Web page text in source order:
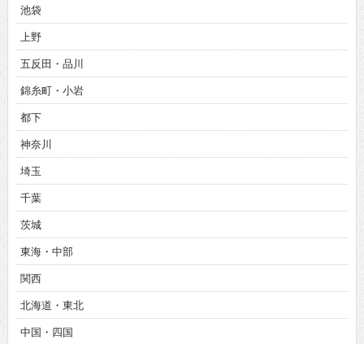
池袋
上野
五反田・品川
錦糸町・小岩
都下
神奈川
埼玉
千葉
茨城
東海・中部
関西
北海道・東北
中国・四国